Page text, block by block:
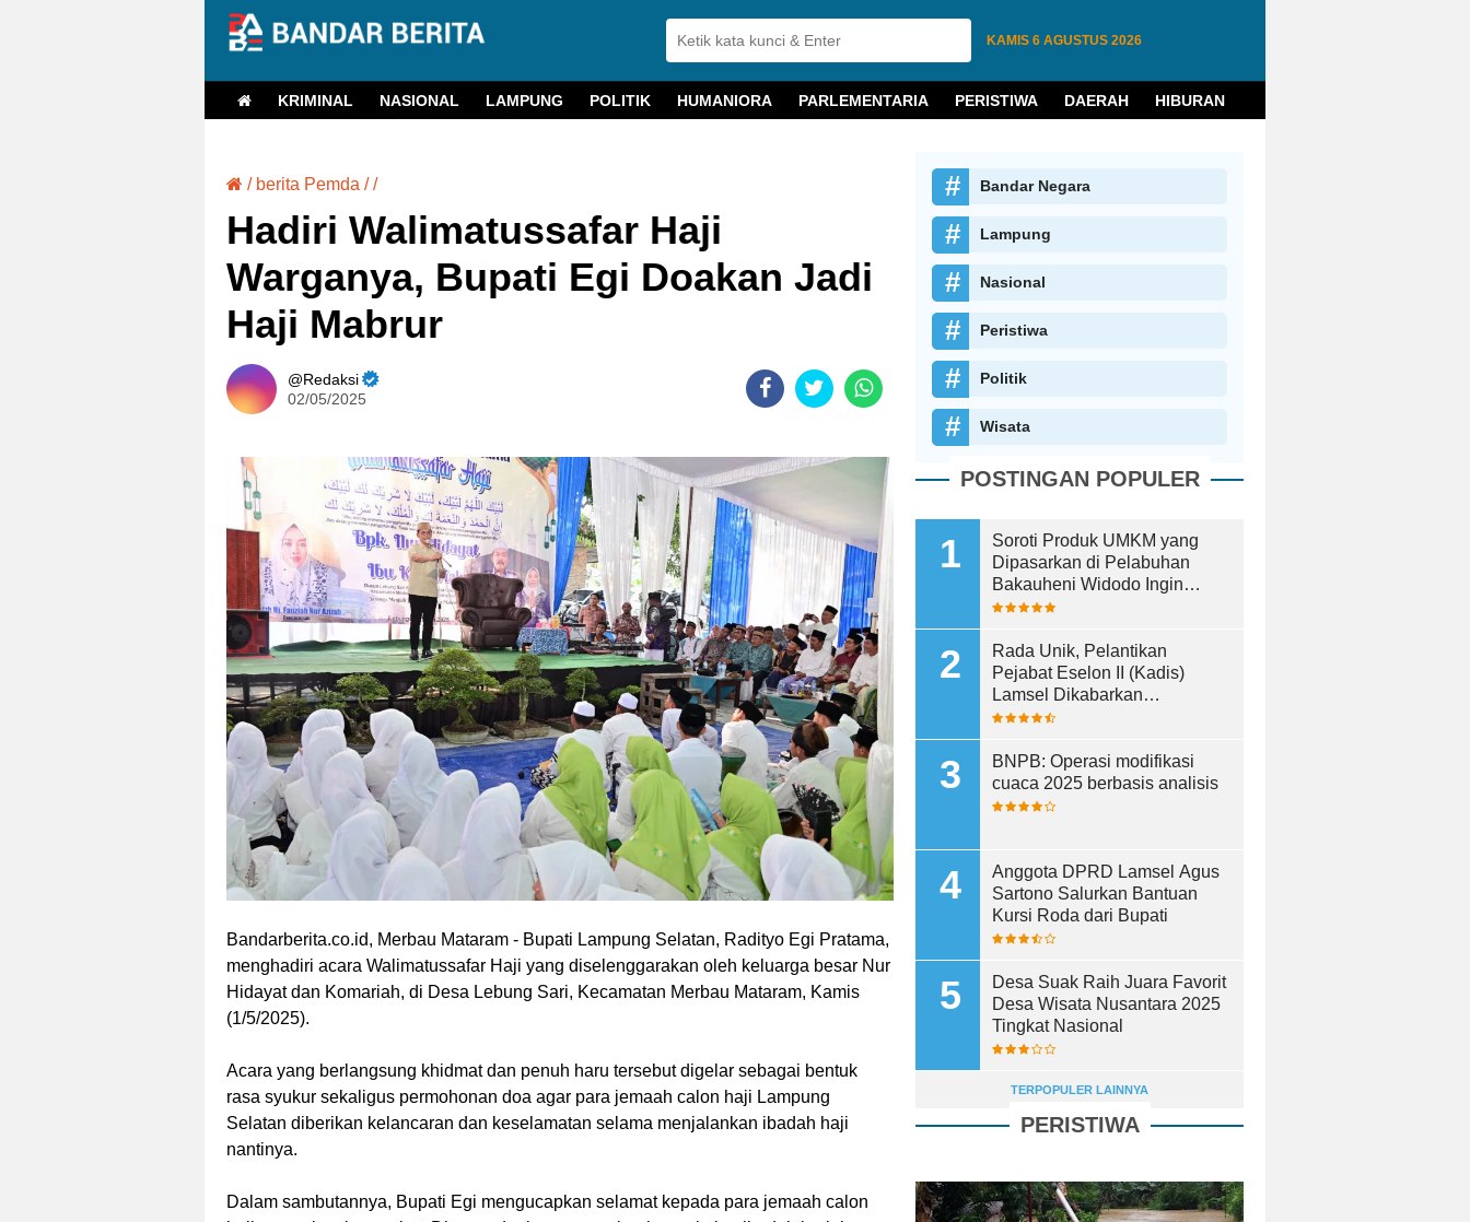
KAMIS 6 AGUSTUS 2026
KRIMINAL NASIONAL LAMPUNG POLITIK HUMANIORA PARLEMENTARIA PERISTIWA DAERAH HIBURAN
/ berita Pemda //
Hadiri Walimatussafar Haji
Warganya, Bupati Egi Doakan Jadi
Haji Mabrur
Redaksi
02/05/2025
Bandarberita.co.id, Merbau Mataram - Bupati Lampung Selatan, Radityo Egi Pratama,
menghadiri acara Walimatussafar Haji yang diselenggarakan oleh keluarga besar Nur
Hidayat dan Komariah, di Desa Lebung Sari, Kecamatan Merbau Mataram, Kamis
(1/5/2025).
Acara yang berlangsung khidmat dan penuh haru tersebut digelar sebagai bentuk
rasa syukur sekaligus permohonan doa agar para jemaah calon haji Lampung
Selatan diberikan kelancaran dan keselamatan selama menjalankan ibadah haji
nantinya.
Dalam sambutannya, Bupati Egi mengucapkan selamat kepada para jemaah calon
Bandar Negara
Lampung
Nasional
Peristiwa
Politik
Wisata
POSTINGAN POPULER
Soroti Produk UMKM yang
Dipasarkan di Pelabuhan
Bakauheni Widodo Ingin
UMKM Lebih Maju
Rada Unik, Pelantikan
Pejabat Eselon II (Kadis)
Lamsel Dikabarkan
Berlangsung di Dermaga Bom
BNPB: Operasi modifikasi
cuaca 2025 berbasis analisis
Anggota DPRD Lamsel Agus
Sartono Salurkan Bantuan
Kursi Roda dari Bupati
Desa Suak Raih Juara Favorit
Desa Wisata Nusantara 2025
Tingkat Nasional
TERPOPULER LAINNYA
PERISTIWA